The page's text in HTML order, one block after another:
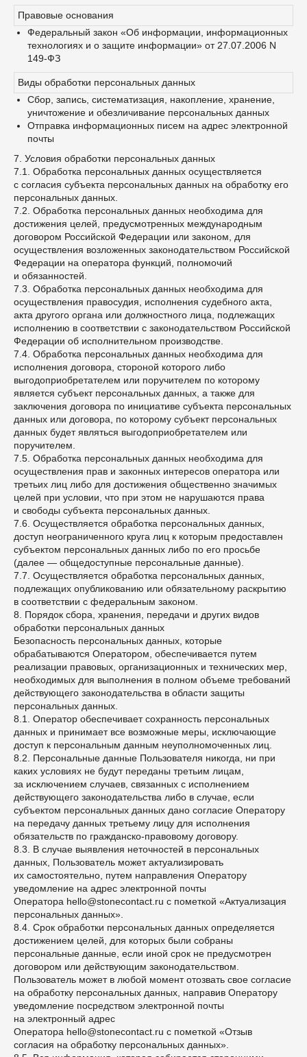
Правовые основания
Федеральный закон «Об информации, информационных
технологиях и о защите информации» от 27.07.2006 N
149-ФЗ
Виды обработки персональных данных
Сбор, запись, систематизация, накопление, хранение,
уничтожение и обезличивание персональных данных
Отправка информационных писем на адрес электронной
почты
7. Условия обработки персональных данных
7.1. Обработка персональных данных осуществляется
с согласия субъекта персональных данных на обработку его
персональных данных.
7.2. Обработка персональных данных необходима для
достижения целей, предусмотренных международным
договором Российской Федерации или законом, для
осуществления возложенных законодательством Российской
Федерации на оператора функций, полномочий
и обязанностей.
7.3. Обработка персональных данных необходима для
осуществления правосудия, исполнения судебного акта,
акта другого органа или должностного лица, подлежащих
исполнению в соответствии с законодательством Российской
Федерации об исполнительном производстве.
7.4. Обработка персональных данных необходима для
исполнения договора, стороной которого либо
выгодоприобретателем или поручителем по которому
является субъект персональных данных, а также для
заключения договора по инициативе субъекта персональных
данных или договора, по которому субъект персональных
данных будет являться выгодоприобретателем или
поручителем.
7.5. Обработка персональных данных необходима для
осуществления прав и законных интересов оператора или
третьих лиц либо для достижения общественно значимых
целей при условии, что при этом не нарушаются права
и свободы субъекта персональных данных.
7.6. Осуществляется обработка персональных данных,
доступ неограниченного круга лиц к которым предоставлен
субъектом персональных данных либо по его просьбе
(далее — общедоступные персональные данные).
7.7. Осуществляется обработка персональных данных,
подлежащих опубликованию или обязательному раскрытию
в соответствии с федеральным законом.
8. Порядок сбора, хранения, передачи и других видов
обработки персональных данных
Безопасность персональных данных, которые
обрабатываются Оператором, обеспечивается путем
реализации правовых, организационных и технических мер,
необходимых для выполнения в полном объеме требований
действующего законодательства в области защиты
персональных данных.
8.1. Оператор обеспечивает сохранность персональных
данных и принимает все возможные меры, исключающие
доступ к персональным данным неуполномоченных лиц.
8.2. Персональные данные Пользователя никогда, ни при
каких условиях не будут переданы третьим лицам,
за исключением случаев, связанных с исполнением
действующего законодательства либо в случае, если
субъектом персональных данных дано согласие Оператору
на передачу данных третьему лицу для исполнения
обязательств по гражданско-правовому договору.
8.3. В случае выявления неточностей в персональных
данных, Пользователь может актуализировать
их самостоятельно, путем направления Оператору
уведомление на адрес электронной почты
Оператора hello@stonecontact.ru с пометкой «Актуализация
персональных данных».
8.4. Срок обработки персональных данных определяется
достижением целей, для которых были собраны
персональные данные, если иной срок не предусмотрен
договором или действующим законодательством.
Пользователь может в любой момент отозвать свое согласие
на обработку персональных данных, направив Оператору
уведомление посредством электронной почты
на электронный адрес
Оператора hello@stonecontact.ru с пометкой «Отзыв
согласия на обработку персональных данных».